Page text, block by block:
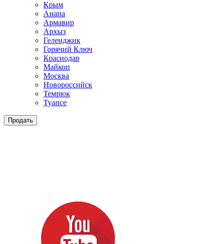
Крым
Анапа
Армавир
Архыз
Геленджик
Горячий Ключ
Краснодар
Майкоп
Москва
Новороссийск
Темрюк
Туапсе
Продать